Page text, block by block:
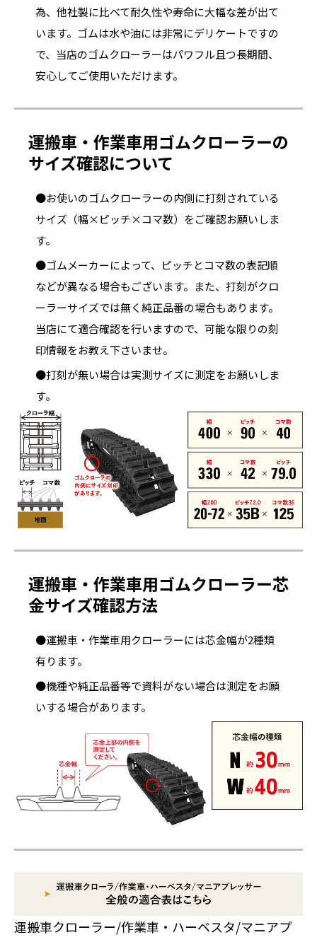
為、他社製に比べて耐久性や寿命に大幅な差が出て
います。ゴムは水や油には非常にデリケートですの
で、当店のゴムクローラーはパワフル且つ長期間、
安心してご使用いただけます。
運搬車・作業車用ゴムクローラーの
サイズ確認について
●お使いのゴムクローラーの内側に打刻されている
サイズ（幅×ピッチ×コマ数）をご確認お願いしま
す。
●ゴムメーカーによって、ピッチとコマ数の表記順
などが異なる場合もございます。また、打刻がクロ
ーラーサイズでは無く純正品番の場合もあります。
当店にて適合確認を行いますので、可能な限りの刻
印情報をお教え下さいませ。
●打刻が無い場合は実測サイズに測定をお願いしま
す。
運搬車・作業車用ゴムクローラー芯
金サイズ確認方法
●運搬車・作業車用クローラーには芯金幅が2種類
有ります。
●機種や純正品番等で資料がない場合は測定をお願
いする場合があります。
運搬車クローラー/作業車・ハーベスタ/マニアプ